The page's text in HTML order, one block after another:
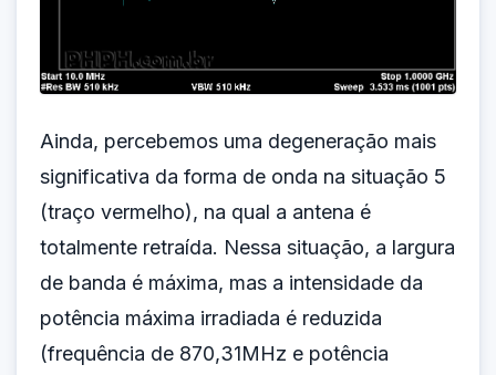
Ainda, percebemos uma degeneração mais
significativa da forma de onda na situação 5
(traço vermelho), na qual a antena é
totalmente retraída. Nessa situação, a largura
de banda é máxima, mas a intensidade da
potência máxima irradiada é reduzida
(frequência de 870,31MHz e potência